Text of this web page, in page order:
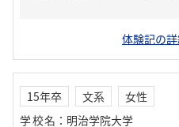
体験記の
15年卒 文系
女性
学校名 ： 明治学院大学